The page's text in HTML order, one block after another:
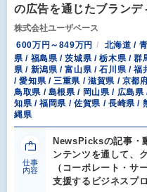
の広告を通じたブランデ
株式会社ユーザベース
600万円～849万円
北海道 /
県 / 福島県 / 茨城県 / 栃木県 / 群
県 / 新潟県 / 富山県 / 石川県 /
/ 愛知県 / 三重県 / 滋賀県 / 京都
鳥取県 / 島根県 / 岡山県 / 広島
知県 / 福岡県 / 佐賀県 / 長崎県 /
縄県
仕事
内容
NewsPicksの記事・
ンテンツを通して、
（コーポレート・サ
支援するビジネスプ